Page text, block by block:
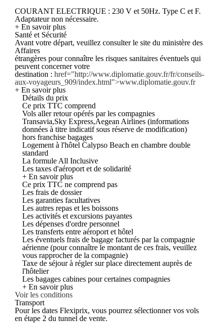
COURANT ELECTRIQUE : 230 V et 50Hz. Type C et F.
Adaptateur non nécessaire.
+ En savoir plus
Santé et Sécurité
Avant votre départ, veuillez consulter le site du ministère des
Affaires
étrangères pour connaître les risques sanitaires éventuels qui
peuvent concerner votre
destination : href="http://www.diplomatie.gouv.fr/fr/conseils-
aux-voyageurs_909/index.html">www.diplomatie.gouv.fr
+ En savoir plus
Détails du prix
Ce prix TTC comprend
Vols aller retour opérés par les compagnies
Transavia,Sky Express,Aegean Airlines (informations
données à titre indicatif sous réserve de modification)
hors franchise bagages
Logement à l'hôtel Calypso Beach en chambre double
standard
La formule All Inclusive
Les taxes d'aéroport et de solidarité
+ En savoir plus
Ce prix TTC ne comprend pas
Les frais de dossier
Les garanties facultatives
Les autres repas et les boissons
Les activités et excursions payantes
Les dépenses d'ordre personnel
Les transferts entre aéroport et hôtel
Les éventuels frais de bagage facturés par la compagnie
aérienne (pour connaître le montant de ces frais, veuillez
vous rapprocher de la compagnie)
Taxe de séjour à régler sur place directement auprès de
l'hôtelier
Les bagages cabines pour certaines compagnies
+ En savoir plus
Voir les conditions
Transport
Pour les dates Flexiprix, vous pourrez sélectionner vos vols
en étape 2 du tunnel de vente.